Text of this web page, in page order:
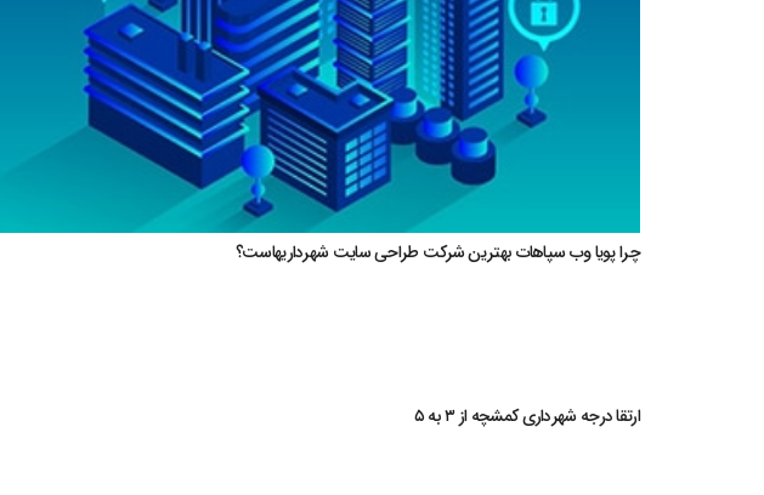
چرا پویا وب سپاهات بهترین شرکت طراحی سایت شهرداریهاست؟
ارتقا درجه شهرداری کمشچه از ۳ به ۵